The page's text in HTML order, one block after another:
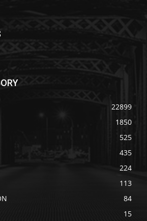
22899
1850
525
435
224
113
84
15